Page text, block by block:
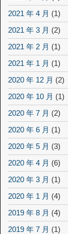
2021 年 4 月 (1)
2021 年 3 月 (2)
2021 年 2 月 (1)
2021 年 1 月 (1)
2020 年 12 月 (2)
2020 年 10 月 (1)
2020 年 7 月 (2)
2020 年 6 月 (1)
2020 年 5 月 (3)
2020 年 4 月 (6)
2020 年 3 月 (1)
2020 年 1 月 (4)
2019 年 8 月 (4)
2019 年 7 月 (1)